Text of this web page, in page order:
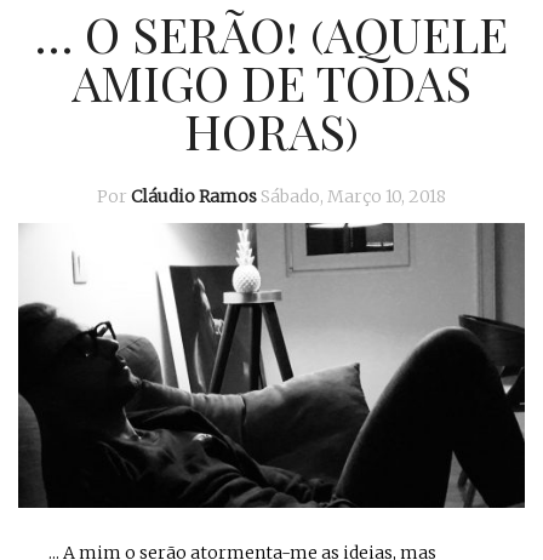
… O SERÃO! (AQUELE
AMIGO DE TODAS
HORAS)
Por Cláudio Ramos Sábado, Março 10, 2018
... A mim o serão atormenta-me as ideias, mas